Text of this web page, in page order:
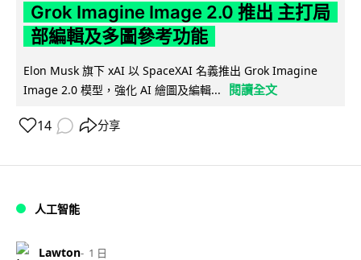
Grok Imagine Image 2.0 推出 主打局
部編輯及多圖參考功能
Elon Musk 旗下 xAI 以 SpaceXAI 名義推出 Grok Imagine
Image 2.0 模型，強化 AI 繪圖及編輯...
閱讀全文
14 分享
人工智能
Lawton 1 日